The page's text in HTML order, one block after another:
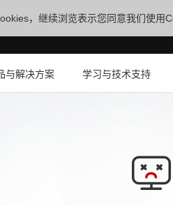
，继续浏览表示您同意我们使用
与解决方案 学习与技术支持